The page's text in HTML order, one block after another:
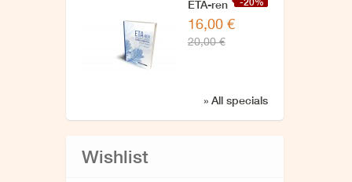
ETA-ren
zuzendaritzarekin
azken
16,00 €
20,00 €
» All specials
Wishlist